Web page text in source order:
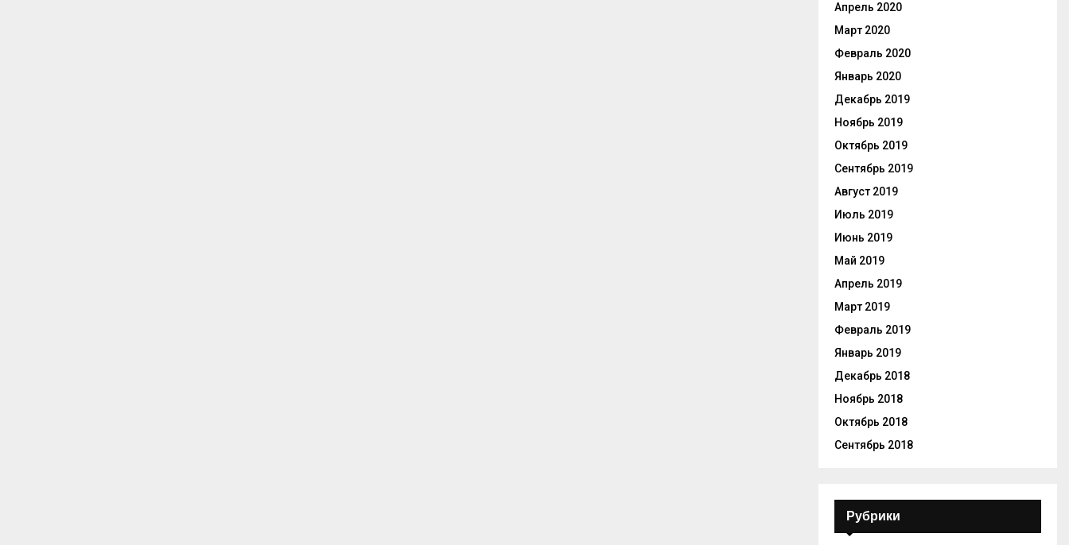
Апрель 2020
Март 2020
Февраль 2020
Январь 2020
Декабрь 2019
Ноябрь 2019
Октябрь 2019
Сентябрь 2019
Август 2019
Июль 2019
Июнь 2019
Май 2019
Апрель 2019
Март 2019
Февраль 2019
Январь 2019
Декабрь 2018
Ноябрь 2018
Октябрь 2018
Сентябрь 2018
Рубрики